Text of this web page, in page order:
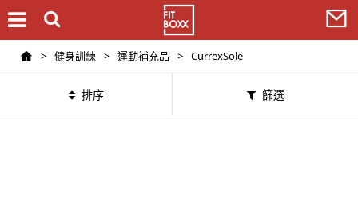
> 健身訓練 > 運動補充品 > CurrexSole
排序 篩選